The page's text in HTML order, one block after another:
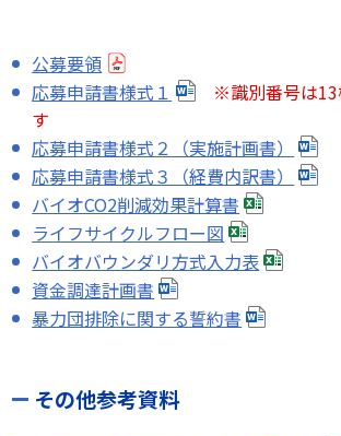
公募要領
応募申請書様式１
※識別番号は
す
応募申請書様式２（実施計画書）
応募申請書様式３（経費内訳書）
バイオCO2削減効果計算書
ライフサイクルフロー図
バイオバウンダリ方式入力表
資金調達計画書
暴力団排除に関する誓約書
その他参考資料